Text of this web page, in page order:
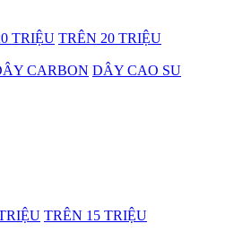
TRIỆU TRÊN 20 TRIỆU
CARBON DÂY CAO SU
TRÊN 15 TRIỆU